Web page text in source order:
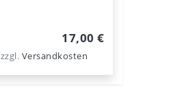
17,00 €
zzgl. Versandkosten